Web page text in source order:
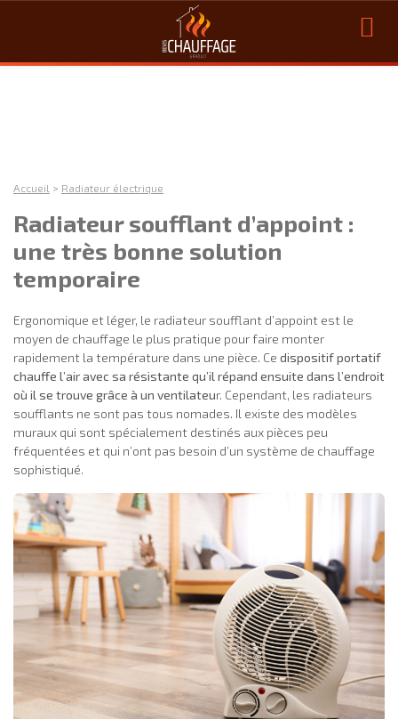
Accueil > Radiateur électrique
Radiateur soufflant d’appoint :
une très bonne solution
temporaire
Ergonomique et léger, le radiateur soufflant d’appoint est le
moyen de chauffage le plus pratique pour faire monter
rapidement la température dans une pièce. Ce dispositif portatif
chauffe l’air avec sa résistante qu’il répand ensuite dans l’endroit
où il se trouve grâce à un ventilateur. Cependant, les radiateurs
soufflants ne sont pas tous nomades. Il existe des modèles
muraux qui sont spécialement destinés aux pièces peu
fréquentées et qui n’ont pas besoin d’un système de chauffage
sophistiqué.